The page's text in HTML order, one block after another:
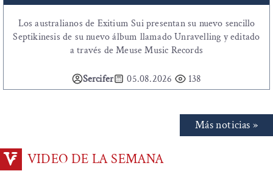
Los australianos de Exitium Sui presentan su nuevo sencillo
Septikinesis de su nuevo álbum llamado Unravelling y editado
a través de Meuse Music Records
Sercifer 05.08.2026 138
Más noticias »
VIDEO DE LA SEMANA